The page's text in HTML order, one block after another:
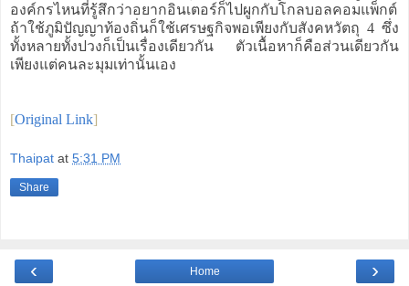
องค์กรไหนที่รู้สึกว่าอยากอินเตอร์ก็ไปผูกกับโกลบอลคอมแพ็กต์
ถ้าใช้ภูมิปัญญาท้องถิ่นก็ใช้เศรษฐกิจพอเพียงกับสังคหวัตถุ 4 ซึ่ง
ทั้งหลายทั้งปวงก็เป็นเรื่องเดียวกัน ตัวเนื้อหาก็คือส่วนเดียวกัน
เพียงแต่คนละมุมเท่านั้นเอง
[Original Link]
Thaipat at 5:31 PM
Share
‹ ›
Home